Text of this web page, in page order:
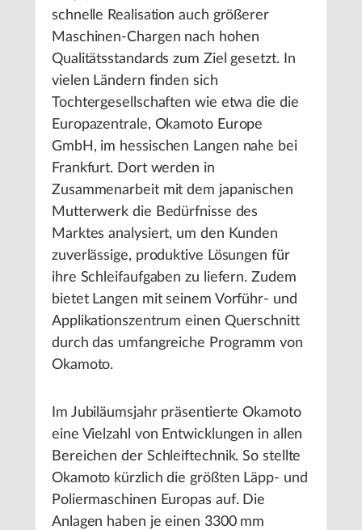
schnelle Realisation auch größerer
Maschinen-Chargen nach hohen
Qualitätsstandards zum Ziel gesetzt. In
vielen Ländern finden sich
Tochtergesellschaften wie etwa die die
Europazentrale, Okamoto Europe
GmbH, im hessischen Langen nahe bei
Frankfurt. Dort werden in
Zusammenarbeit mit dem japanischen
Mutterwerk die Bedürfnisse des
Marktes analysiert, um den Kunden
zuverlässige, produktive Lösungen für
ihre Schleifaufgaben zu liefern. Zudem
bietet Langen mit seinem Vorführ- und
Applikationszentrum einen Querschnitt
durch das umfangreiche Programm von
Okamoto.
Im Jubiläumsjahr präsentierte Okamoto
eine Vielzahl von Entwicklungen in allen
Bereichen der Schleiftechnik. So stellte
Okamoto kürzlich die größten Läpp- und
Poliermaschinen Europas auf. Die
Anlagen haben je einen 3300 mm